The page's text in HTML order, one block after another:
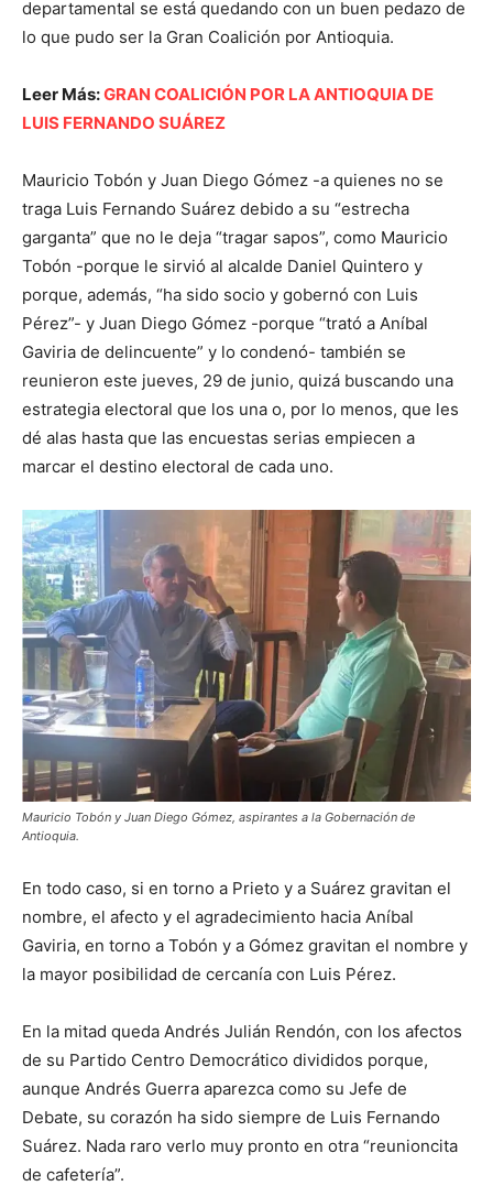
departamental se está quedando con un buen pedazo de
lo que pudo ser la Gran Coalición por Antioquia.
Leer Más:GRAN COALICIÓN POR LA ANTIOQUIA DE
LUIS FERNANDO SUÁREZ
Mauricio Tobón y Juan Diego Gómez -a quienes no se
traga Luis Fernando Suárez debido a su “estrecha
garganta” que no le deja “tragar sapos”, como Mauricio
Tobón -porque le sirvió al alcalde Daniel Quintero y
porque, además, “ha sido socio y gobernó con Luis
Pérez”- y Juan Diego Gómez -porque “trató a Aníbal
Gaviria de delincuente” y lo condenó- también se
reunieron este jueves, 29 de junio, quizá buscando una
estrategia electoral que los una o, por lo menos, que les
dé alas hasta que las encuestas serias empiecen a
marcar el destino electoral de cada uno.
Mauricio Tobón y Juan Diego Gómez, aspirantes a la Gobernación de
Antioquia.
En todo caso, si en torno a Prieto y a Suárez gravitan el
nombre, el afecto y el agradecimiento hacia Aníbal
Gaviria, en torno a Tobón y a Gómez gravitan el nombre y
la mayor posibilidad de cercanía con Luis Pérez.
En la mitad queda Andrés Julián Rendón, con los afectos
de su Partido Centro Democrático divididos porque,
aunque Andrés Guerra aparezca como su Jefe de
Debate, su corazón ha sido siempre de Luis Fernando
Suárez. Nada raro verlo muy pronto en otra “reunioncita
de cafetería”.